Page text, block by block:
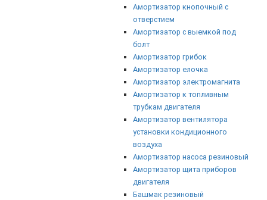
Амортизатор кнопочный с
отверстием
Амортизатор с выемкой под
болт
Амортизатор грибок
Амортизатор елочка
Амортизатор электромагнита
Амортизатор к топливным
трубкам двигателя
Амортизатор вентилятора
установки кондиционного
воздуха
Амортизатор насоса резиновый
Амортизатор щита приборов
двигателя
Башмак резиновый